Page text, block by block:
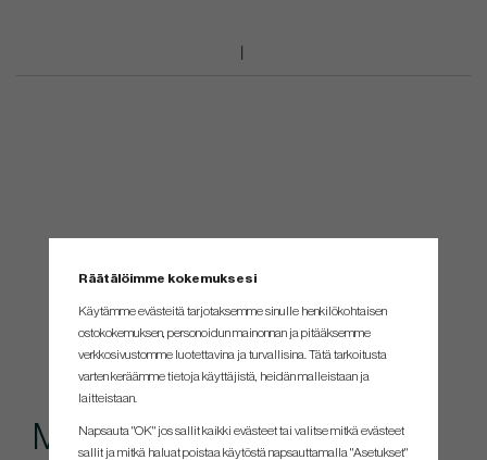
Muut ostivat myös
Räätälöimme kokemuksesi
Käytämme evästeitä tarjotaksemme sinulle henkilökohtaisen
ostokokemuksen, personoidun mainonnan ja pitääksemme
verkkosivustomme luotettavina ja turvallisina. Tätä tarkoitusta
varten keräämme tietoja käyttäjistä, heidän malleistaan ​​ja
laitteistaan.
Napsauta "OK" jos sallit kaikki evästeet tai valitse mitkä evästeet
sallit ja mitkä haluat poistaa käytöstä napsauttamalla "Asetukset"